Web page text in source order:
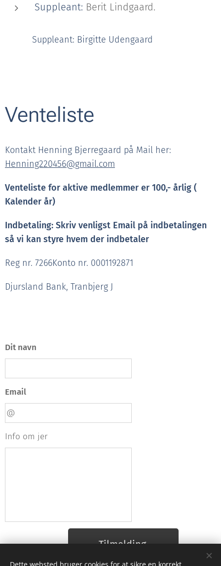
Suppleant: Berit Lindgaard.
Suppleant: Birgitte Udengaard
Venteliste
Kontakt Henning Bjerregaard på Mail her:
Henning220456@gmail.com
Venteliste for aktive medlemmer er 100,- årlig (
Kalender år)
Indbetaling: Skriv venligst Email på indbetalingen
så vi kan styre hvem der indbetaler
Reg nr. 7266Konto nr. 0001192871
Djursland Bank, Tranbjerg J
Dit navn
Email
Info om jer
Tilmelding